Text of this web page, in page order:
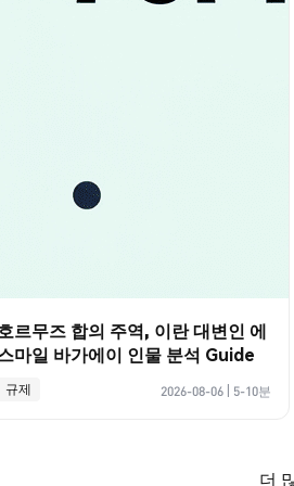
르무즈 합의 주역, 이란 대변인 에
마일 바가에이 인물 분석 Guide
규제 2026-08-06 5-10분
더